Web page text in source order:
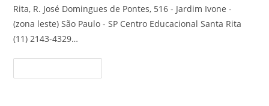
Rita, R. José Domingues de Pontes, 516 - Jardim Ivone -
(zona leste) São Paulo - SP Centro Educacional Santa Rita
(11) 2143-4329…
Infantil